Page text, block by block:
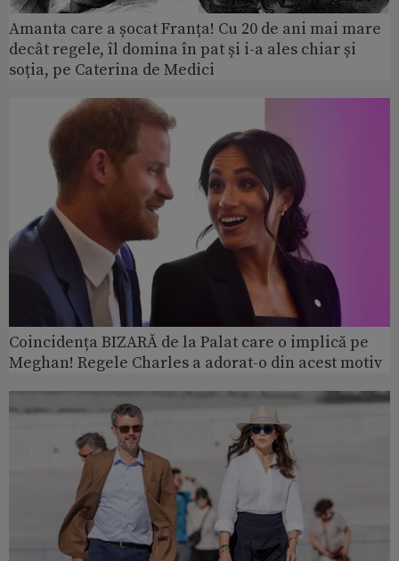
Amanta care a șocat Franța! Cu 20 de ani mai mare
decât regele, îl domina în pat și i-a ales chiar și
soția, pe Caterina de Medici
Coincidența BIZARĂ de la Palat care o implică pe
Meghan! Regele Charles a adorat-o din acest motiv